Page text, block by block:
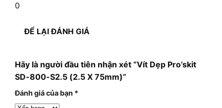
0
ĐỂ LẠI ĐÁNH GIÁ
Hãy là người đầu tiên nhận xét “Vít Dẹp Pro’skit
SD-800-S2.5 (2.5 X 75mm)”
Đánh giá của bạn *